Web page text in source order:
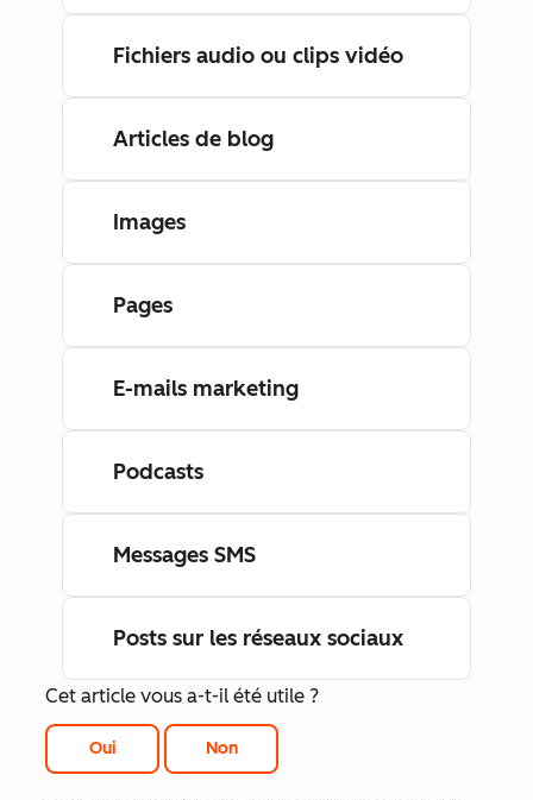
Fichiers audio ou clips vidéo
Articles de blog
Images
Pages
E-mails marketing
Podcasts
Messages SMS
Posts sur les réseaux sociaux
Cet article vous a-t-il été utile ?
Oui Non